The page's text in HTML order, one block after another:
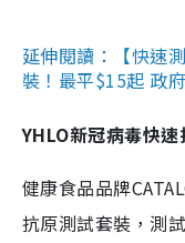
延伸閱讀：【快速
裝！最平$15起 政
YHLO新冠病毒快
健康食品品牌
抗原測試套裝，測